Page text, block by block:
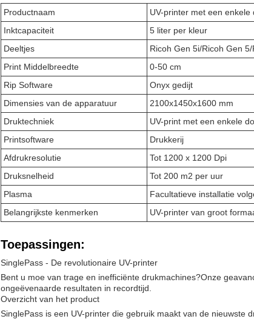
Productnaam
UV-printer met een enkele
Inktcapaciteit
5 liter per kleur
Deeltjes
Ricoh Gen 5i/Ricoh Gen
Print Middelbreedte
0-50 cm
Rip Software
Onyx gedijt
Dimensies van de apparatuur
2100x1450x1600 mm
Druktechniek
UV-print met een enkele
Printsoftware
Drukkerij
Afdrukresolutie
Tot 1200 x 1200 Dpi
Druksnelheid
Tot 200 m2 per uur
Plasma
Facultatieve installatie
Belangrijkste kenmerken
UV-printer van groot
Toepassingen:
SinglePass - De revolutionaire UV-printer
Bent u moe van trage en inefficiënte drukmachines?Onze
ongeëvenaarde resultaten in recordtijd.
Overzicht van het product
SinglePass is een UV-printer die gebruik maakt van de nieuwste